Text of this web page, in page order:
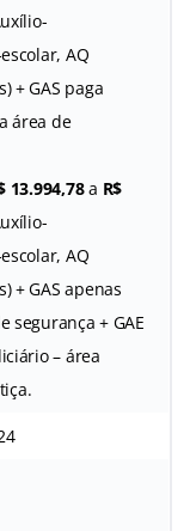
AQ
+ GAS paga
área de
13.994,78a R$
AQ
+ GAS apenas
segurança + GAE
– área